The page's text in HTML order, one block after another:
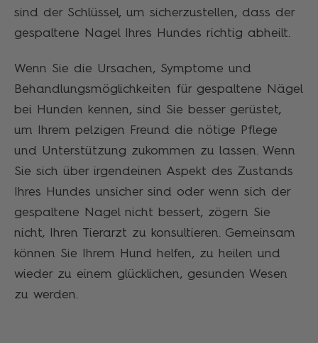
sind der Schlüssel, um sicherzustellen, dass der
gespaltene Nagel Ihres Hundes richtig abheilt.
Wenn Sie die Ursachen, Symptome und
Behandlungsmöglichkeiten für gespaltene Nägel
bei Hunden kennen, sind Sie besser gerüstet,
um Ihrem pelzigen Freund die nötige Pflege
und Unterstützung zukommen zu lassen. Wenn
Sie sich über irgendeinen Aspekt des Zustands
Ihres Hundes unsicher sind oder wenn sich der
gespaltene Nagel nicht bessert, zögern Sie
nicht, Ihren Tierarzt zu konsultieren. Gemeinsam
können Sie Ihrem Hund helfen, zu heilen und
wieder zu einem glücklichen, gesunden Wesen
zu werden.